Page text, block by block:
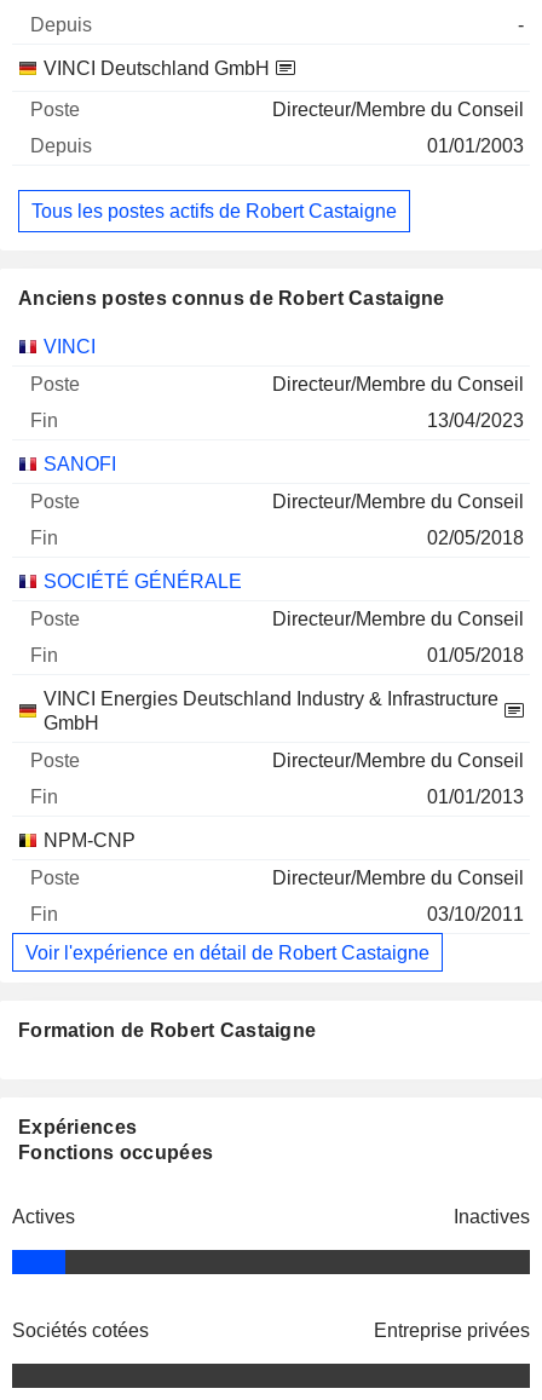
-
VINCI Deutschland GmbH
Directeur/Membre du Conseil
01/01/2003
Tous les postes actifs de Robert Castaigne
Anciens postes connus de Robert Castaigne
Sociétés
VINCI
Directeur/Membre du Conseil
13/04/2023
SANOFI
Directeur/Membre du Conseil
02/05/2018
SOCIÉTÉ GÉNÉRALE
Directeur/Membre du Conseil
01/05/2018
VINCI Energies Deutschland Industry & Infrastructure
GmbH
Directeur/Membre du Conseil
01/01/2013
NPM-CNP
Directeur/Membre du Conseil
03/10/2011
Voir l'expérience en détail de Robert Castaigne
Formation de Robert Castaigne
Expériences
Fonctions occupées
Actives Inactives
Sociétés cotées Entreprise privées